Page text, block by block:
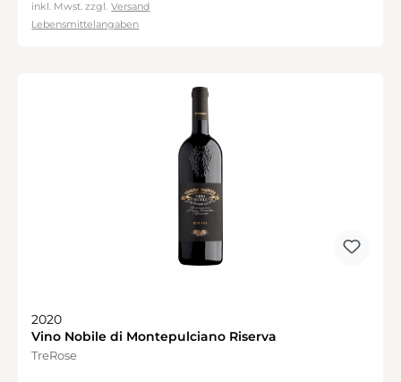
inkl. Mwst. zzgl. Versand
Lebensmittelangaben
2020
Vino Nobile di Montepulciano Riserva
TreRose